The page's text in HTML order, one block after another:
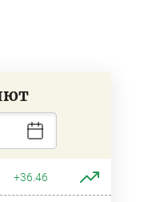
+36.46